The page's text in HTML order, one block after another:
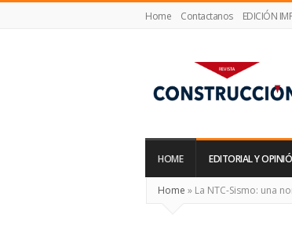
Home Contactanos EDICIÓN
Construcción
HOME EDITORIAL Y
Home » La NTC-Sismo: una